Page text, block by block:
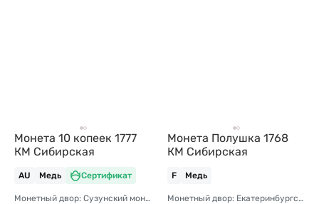
Монета 10 копеек 1777
КМ Сибирская
AU Медь Сертификат
Монетный двор: Сузунский монетный двор (Сибирь)
Монета Полушка 1768
КМ Сибирская
F Медь
Монетный двор: Екатеринбургский монетный двор